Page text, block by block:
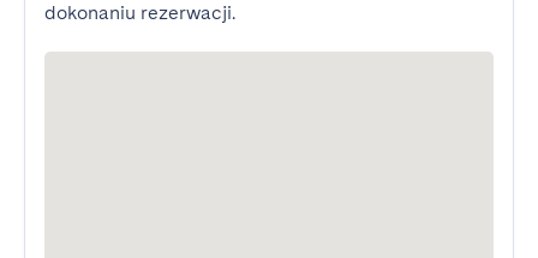
dokonaniu rezerwacji.